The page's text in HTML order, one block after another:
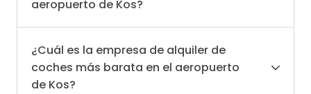
aeropuerto de Kos?
¿Cuál es la empresa de alquiler de
coches más barata en el aeropuerto
de Kos?